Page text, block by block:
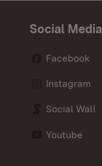
Social Media
Facebook
Instagram
Social Wall
Youtube